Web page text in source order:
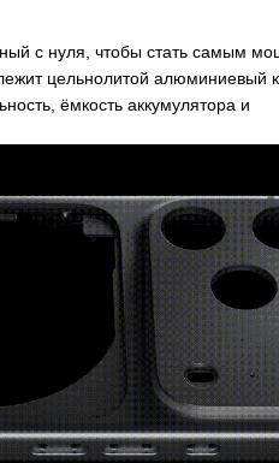
с нуля, чтобы стать самым
цельнолитой алюминиевый
ёмкость аккумулятора и